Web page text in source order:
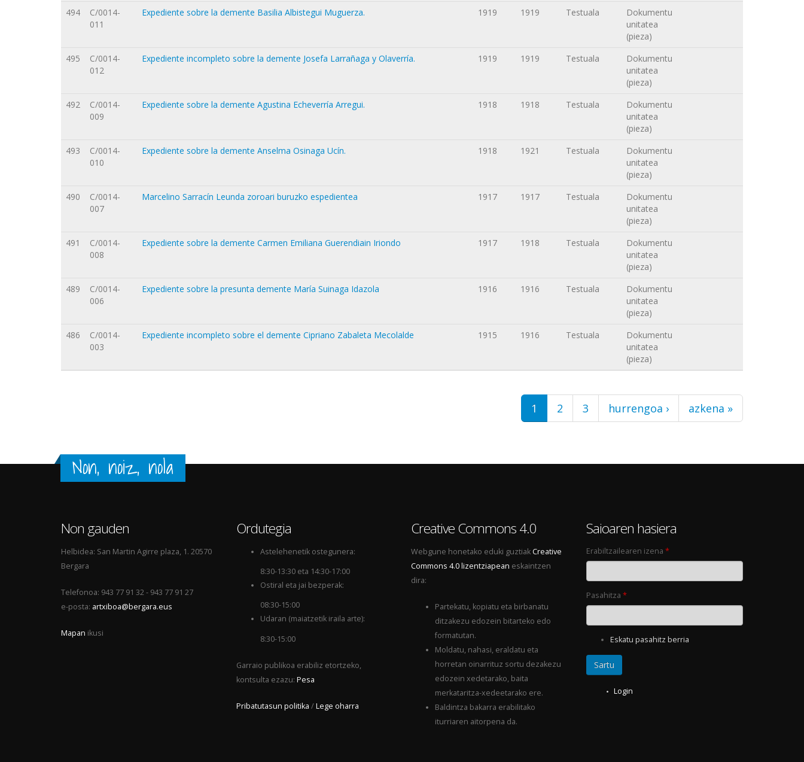
494
C/0014-
011
Expediente sobre la demente Basilia Albistegui Muguerza. 1919 1919 Testuala
Dokumentu
unitatea
(pieza)
495
C/0014-
012
Expediente incompleto sobre la demente Josefa Larrañaga y Olaverría. 1919 1919 Testuala
Dokumentu
unitatea
(pieza)
492
C/0014-
009
Expediente sobre la demente Agustina Echeverría Arregui. 1918 1918 Testuala
Dokumentu
unitatea
(pieza)
493
C/0014-
010
Expediente sobre la demente Anselma Osinaga Ucín. 1918 1921 Testuala
Dokumentu
unitatea
(pieza)
490
C/0014-
007
Marcelino Sarracín Leunda zoroari buruzko espedientea 1917 1917 Testuala
Dokumentu
unitatea
(pieza)
491
C/0014-
008
Expediente sobre la demente Carmen Emiliana Guerendiain Iriondo 1917 1918 Testuala
Dokumentu
unitatea
(pieza)
489
C/0014-
006
Expediente sobre la presunta demente María Suinaga Idazola 1916 1916 Testuala
Dokumentu
unitatea
(pieza)
486
C/0014-
003
Expediente incompleto sobre el demente Cipriano Zabaleta Mecolalde 1915 1916 Testuala
Dokumentu
unitatea
(pieza)
1 2 3 hurrengoa › azkena »
Non, noiz, nola
Non gauden
Helbidea: San Martin Agirre plaza, 1. 20570
Bergara
Telefonoa: 943 77 91 32 - 943 77 91 27
e-posta: artxiboa@bergara.eus
Mapan ikusi
Ordutegia
Astelehenetik ostegunera:
8:30-13:30 eta 14:30-17:00
Ostiral eta jai bezperak:
08:30-15:00
Udaran (maiatzetik iraila arte):
8:30-15:00
Garraio publikoa erabiliz etortzeko,
kontsulta ezazu: Pesa
Pribatutasun politika /Lege oharra
Creative Commons 4.0
Webgune honetako eduki guztiakCreative
Commons 4.0 lizentziapean eskaintzen
dira:
Partekatu, kopiatu eta birbanatu
ditzakezu edozein bitarteko edo
formatutan.
Moldatu, nahasi, eraldatu eta
horretan oinarrituz sortu dezakezu
edozein xedetarako, baita
merkataritza-xedeetarako ere.
Baldintza bakarra erabilitako
iturriaren aitorpena da.
Saioaren hasiera
Erabiltzailearen izena *
Pasahitza *
Eskatu pasahitz berria
Login